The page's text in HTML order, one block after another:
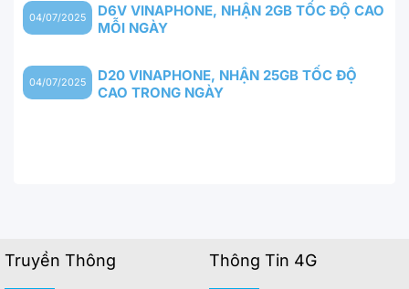
D6V VINAPHONE, NHẬN 2GB TỐC ĐỘ CAO
MỖI NGÀY
04/07/2025
D20 VINAPHONE, NHẬN 25GB TỐC ĐỘ
CAO TRONG NGÀY
04/07/2025
Truyền Thông Thông Tin 4G